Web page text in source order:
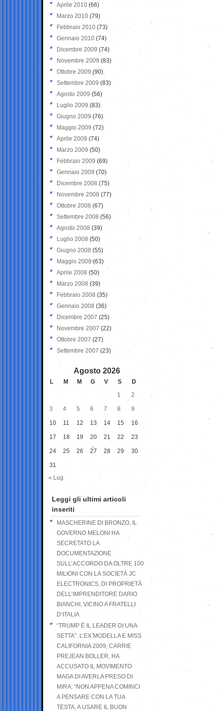
Aprile 2010 (66)
Marzo 2010 (79)
Febbraio 2010 (73)
Gennaio 2010 (74)
Dicembre 2009 (74)
Novembre 2009 (83)
Ottobre 2009 (90)
Settembre 2009 (83)
Agosto 2009 (56)
Luglio 2009 (83)
Giugno 2009 (76)
Maggio 2009 (72)
Aprile 2009 (74)
Marzo 2009 (50)
Febbraio 2009 (69)
Gennaio 2009 (70)
Dicembre 2008 (75)
Novembre 2008 (77)
Ottobre 2008 (67)
Settembre 2008 (56)
Agosto 2008 (39)
Luglio 2008 (50)
Giugno 2008 (55)
Maggio 2008(63)
Aprile 2008 (50)
Marzo 2008 (39)
Febbraio 2008 (35)
Gennaio 2008 (36)
Dicembre 2007 (25)
Novembre 2007 (22)
Ottobre 2007 (27)
Settembre 2007 (23)
Agosto 2026
L M M G V S
D
1
2
3 4 5 6 7 8 9
10 11 12 13 14 15 16
17 18 19 20 21 22 23
24 25 26 27 28 29 30
31
« Lug
Leggi gli ultimi articoli
inseriti
MASCHERINE DI BRONZO, IL
GOVERNO MELONI HA
SECRETATO LA
DOCUMENTAZIONE
SULL’ACCORDO DA OLTRE 100
MILIONI CON LA SOCIETÀ JC
ELECTRONICS, DI PROPRIETÀ
DELL’IMPRENDITORE DARIO
BIANCHI, VICINO A FRATELLI
D’ITALIA
“TRUMP È IL LEADER DI UNA
SETTA”. L’EX MODELLA E MISS
CALIFORNIA 2009, CARRIE
PREJEAN BOLLER, HA
ACCUSATO IL MOVIMENTO
MAGA DI AVERLA PRESO DI
MIRA: “NON APPENA COMINCI
A PENSARE CON LA TUA
TESTA, A USARE IL BUON